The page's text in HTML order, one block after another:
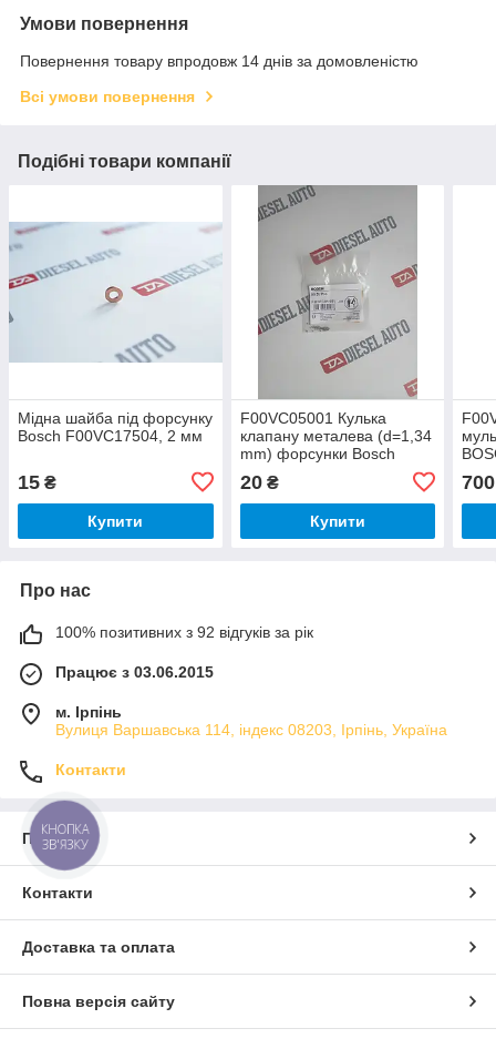
Умови повернення
Повернення товару впродовж 14 днів за домовленістю
Всі умови повернення
Подібні товари компанії
Мідна шайба під форсунку
Bosch F00VC17504, 2 мм
15 ₴
Купити
F00VC05001 Кулька
клапану металева (d=1,34
mm) форсунки Bosch
20₴
Купити
700
Про нас
100% позитивних з 92 відгуків за рік
Працює з 03.06.2015
м. Ірпінь
Вулиця Варшавська 114, індекс 08203, Ірпінь, Україна
Контакти
Про нас
Контакти
Доставка та оплата
Повна версія сайту
КНОПКА
ЗВ'ЯЗКУ